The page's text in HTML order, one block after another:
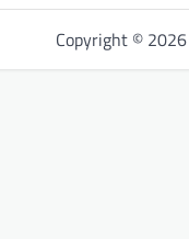
Copyright © 2026